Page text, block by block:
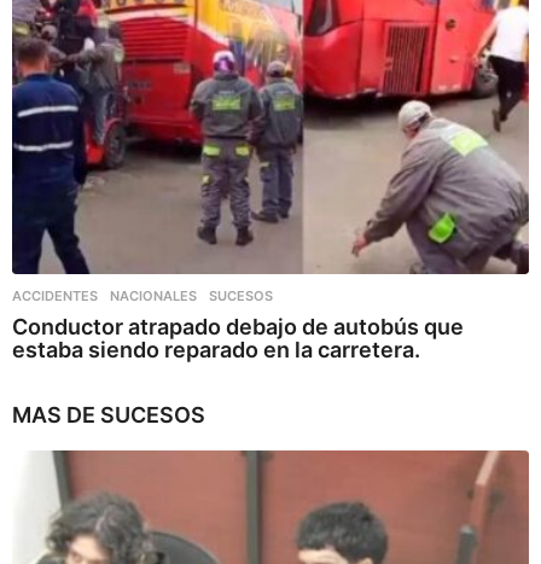
ACCIDENTES ,NACIONALES ,SUCESOS
Conductor atrapado debajo de autobús que
estaba siendo reparado en la carretera.
MAS DE SUCESOS